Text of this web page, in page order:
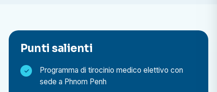
cambogiani.
sistema sanitario cambogiano.
Supportare le attività quotidiane di strutture
Punti salienti
Programma di tirocinio medico elettivo con
sede a Phnom Penh